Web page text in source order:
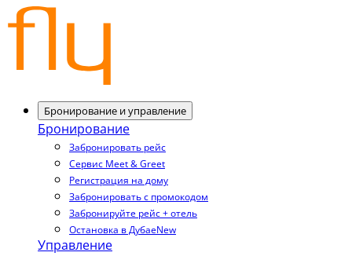
Бронирование и управление
Бронирование
Забронировать рейс
Сервис Meet & Greet
Регистрация на дому
Забронировать с промокодом
Забронируйте рейс + отель
Остановка в ДубаеNew
Управление